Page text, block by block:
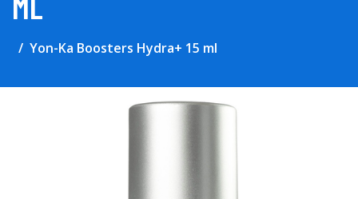
Yon-Ka Boosters Hydra+ 15 ml